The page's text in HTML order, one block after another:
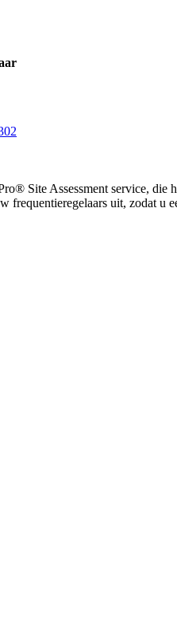
Site Assessment service, die
frequentieregelaars uit, zodat